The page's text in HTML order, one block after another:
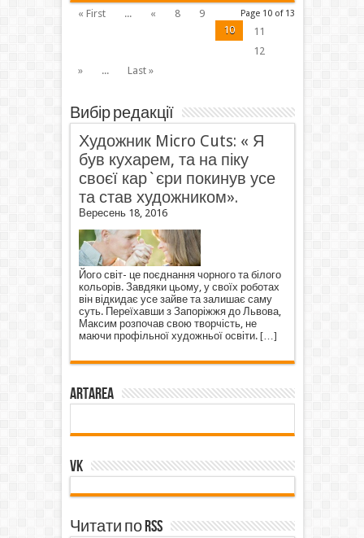
Page 10 of 13
« First ... « 8
9
10
11
12
»
... Last »
Вибір редакції
Художник Micro Cuts: « Я
був кухарем, та на піку
своєї кар`єри покинув усе
та став художником».
Вересень 18, 2016
Його світ- це поєднання чорного та білого
кольорів. Завдяки цьому, у своїх роботах
він відкидає усе зайве та залишає саму
суть. Переїхавши з Запоріжжя до Львова,
Максим розпочав свою творчість, не
маючи профільної художньої освіти. […]
ArtArea
VK
Читати по RSS